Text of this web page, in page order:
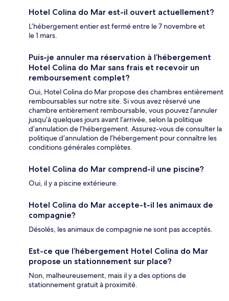
Hotel Colina do Mar est-il ouvert actuellement?
L’hébergement entier est fermé entre le 7 novembre et
le 1 mars.
Puis-je annuler ma réservation à l’hébergement
Hotel Colina do Mar sans frais et recevoir un
remboursement complet?
Oui, Hotel Colina do Mar propose des chambres entièrement
remboursables sur notre site. Si vous avez réservé une
chambre entièrement remboursable, vous pouvez l’annuler
jusqu’à quelques jours avant l’arrivée, selon la politique
d’annulation de l’hébergement. Assurez-vous de consulter la
politique d’annulation de l’hébergement pour connaître les
conditions générales complètes.
Hotel Colina do Mar comprend-il une piscine?
Oui, il y a piscine extérieure.
Hotel Colina do Mar accepte-t-il les animaux de
compagnie?
Désolés, les animaux de compagnie ne sont pas acceptés.
Est-ce que l’hébergement Hotel Colina do Mar
propose un stationnement sur place?
Non, malheureusement, mais il y a des options de
stationnement gratuit à proximité.